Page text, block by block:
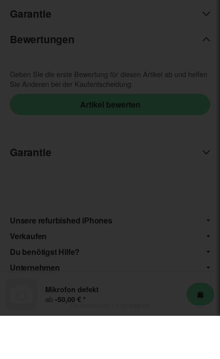
Mikrofon defekt
ab -50,00 € *
Garantie
Bewertungen
Geben Sie die erste Bewertung für diesen Artikel ab und helfen
Sie Anderen bei der Kaufentscheidung:
Garantie
Unsere refurbished iPhones
Verkaufen
Du benötigst Hilfe?
Unternehmen
Datenschutz